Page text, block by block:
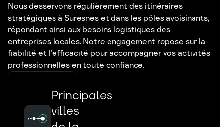
Nous desservons régulièrement des itinéraires
stratégiques à Suresnes et dans les pôles avoisinants,
répondant ainsi aux besoins logistiques des
entreprises locales. Notre engagement repose sur la
fiabilité et l’efficacité pour accompagner vos activités
professionnelles en toute confiance.
Principales
villes